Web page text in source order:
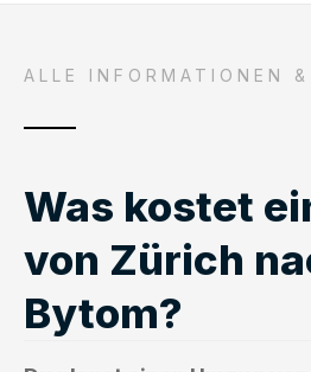
ALLE INFORMATIONEN
Was kostet
von Zürich
Bytom?